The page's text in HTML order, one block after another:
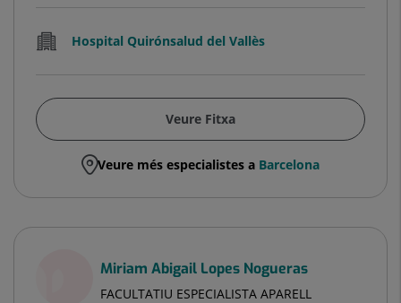
Hospital Quirónsalud del Vallès
Veure Fitxa
Veure més especialistes a Barcelona
Miriam Abigail Lopes Nogueras
FACULTATIU ESPECIALISTA APARELL